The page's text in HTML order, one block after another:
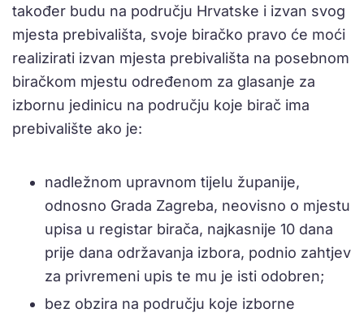
također budu na području Hrvatske i izvan svog
mjesta prebivališta, svoje biračko pravo će moći
realizirati izvan mjesta prebivališta na posebnom
biračkom mjestu određenom za glasanje za
izbornu jedinicu na području koje birač ima
prebivalište ako je:
nadležnom upravnom tijelu županije,
odnosno Grada Zagreba, neovisno o mjestu
upisa u registar birača, najkasnije 10 dana
prije dana održavanja izbora, podnio zahtjev
za privremeni upis te mu je isti odobren;
bez obzira na području koje izborne